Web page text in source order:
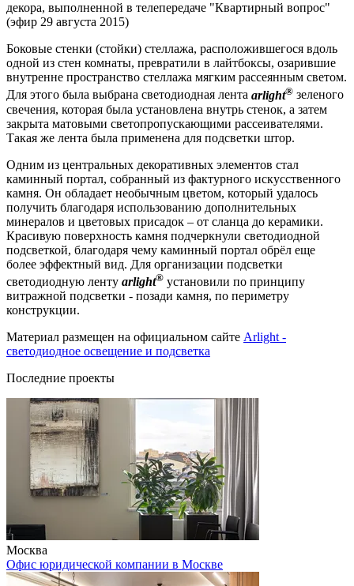
декора, выполненной в телепередаче "Квартирный вопрос"
(эфир 29 августа 2015)
Боковые стенки (стойки) стеллажа, расположившегося вдоль
одной из стен комнаты, превратили в лайтбоксы, озарившие
внутренне пространство стеллажа мягким рассеянным светом.
Для этого была выбрана светодиодная лента arlight® зеленого
свечения, которая была установлена внутрь стенок, а затем
закрыта матовыми светопропускающими рассеивателями.
Такая же лента была применена для подсветки штор.
Одним из центральных декоративных элементов стал
каминный портал, собранный из фактурного искусственного
камня. Он обладает необычным цветом, который удалось
получить благодаря использованию дополнительных
минералов и цветовых присадок – от сланца до керамики.
Красивую поверхность камня подчеркнули светодиодной
подсветкой, благодаря чему каминный портал обрёл еще
более эффектный вид. Для организации подсветки
светодиодную ленту arlight® установили по принципу
витражной подсветки - позади камня, по периметру
конструкции.
Материал размещен на официальном сайте Arlight -
светодиодное освещение и подсветка
Последние проекты
Москва
Офис юридической компании в Москве